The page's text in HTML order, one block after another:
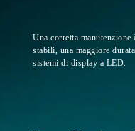
Una corretta manutenzione
stabili, una maggiore
sistemi di display a LED.